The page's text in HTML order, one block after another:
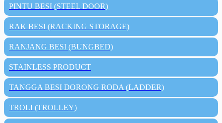
PINTU BESI (STEEL DOOR)
RAK BESI (RACKING STORAGE)
RANJANG BESI (BUNGBED)
STAINLESS PRODUCT
TANGGA BESI DORONG RODA (LADDER)
TROLI (TROLLEY)